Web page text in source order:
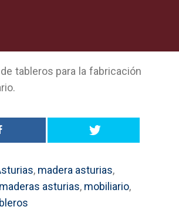
tableros para la fabricación
, madera asturias,
maderas asturias, mobiliario,